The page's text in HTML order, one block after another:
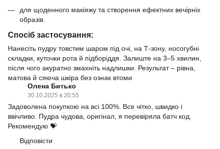
для щоденного макіяжу та створення ефектних вечірніх
образів.
Спосіб застосування:
Нанесіть пудру товстим шаром під очі, на Т-зону, носогубні
складки, куточки рота й підборіддя. Залиште на 3–5 хвилин,
після чого акуратно змахніть надлишки. Результат – рівна,
матова й сяюча шкіра без ознак втоми
Олена Битько
30.10.2025 в 20:55
Задоволена покупкою на всі 100%. Все чітко, швидко і
ввічливо. Пудра чудова, оригінал, я перевіряла батч код.
Рекомендую 💝
Відповісти